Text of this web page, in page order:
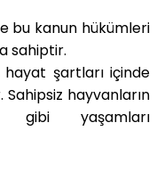
bu kanun hükümleri
sahiptir.
şartları içinde
hayvanların
yaşamları